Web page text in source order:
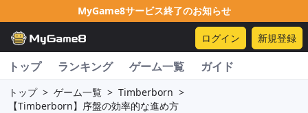
MyGame8サービス終了のお知らせ
ログイン 新規登録
トップ ランキング ゲーム一覧 ガイド
トップ > ゲーム一覧 > Timberborn >
【Timberborn】序盤の効率的な進め方